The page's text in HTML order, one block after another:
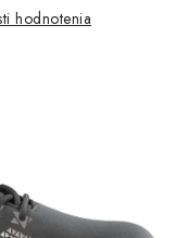
hodnotenia